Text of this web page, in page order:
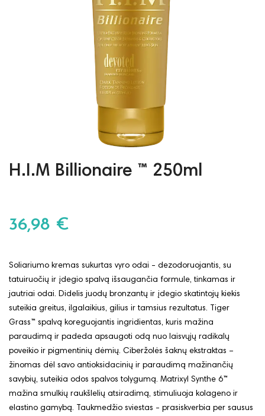
H.I.M Billionaire ™ 250ml
36,98 €
Soliariumo kremas sukurtas vyro odai - dezodoruojantis, su
tatuiruočių ir įdegio spalvą išsaugančia formule, tinkamas ir
jautriai odai. Didelis juodų bronzantų ir įdegio skatintojų kiekis
suteikia greitus, ilgalaikius, gilius ir tamsius rezultatus. Tiger
Grass™ spalvą koreguojantis ingridientas, kuris mažina
paraudimą ir padeda apsaugoti odą nuo laisvųjų radikalų
poveikio ir pigmentinių dėmių. Ciberžolės šaknų ekstraktas –
žinomas dėl savo antioksidacinių ir paraudimą mažinančių
savybių, suteikia odos spalvos tolygumą. Matrixyl Synthe 6™
mažina smulkių raukšlelių atsiradimą, stimuliuoja kolageno ir
elastino gamybą. Taukmedžio sviestas - prasiskverbia per sausus